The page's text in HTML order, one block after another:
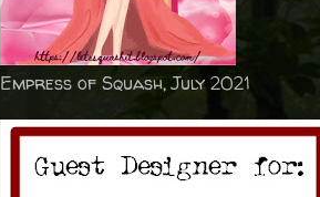
Empress of Squash, July 2021